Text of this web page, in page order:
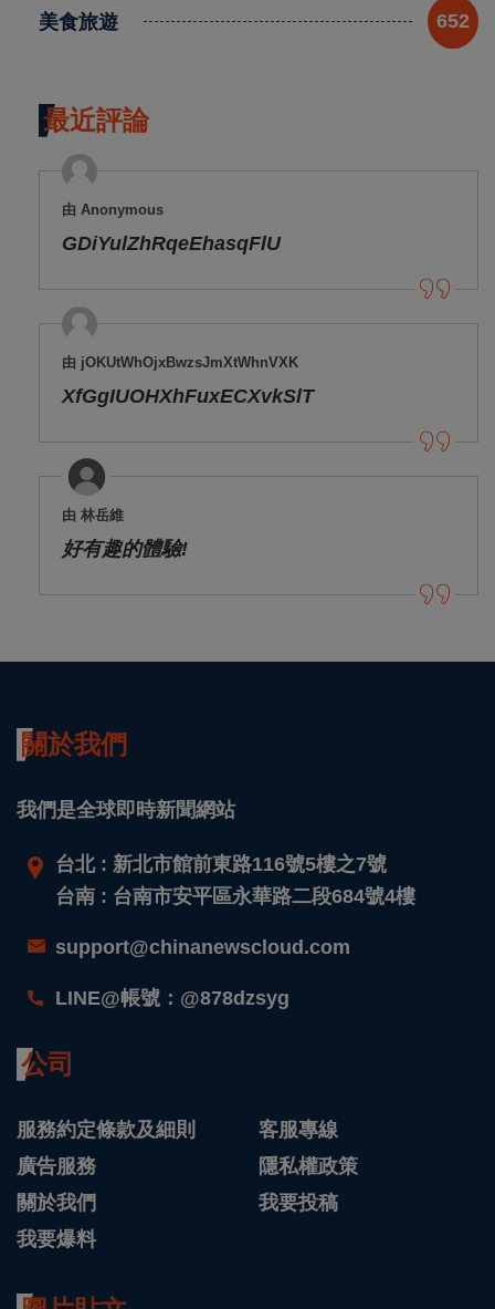
美食旅遊 652
最近評論
由 Anonymous
GDiYulZhRqeEhasqFlU
由 jOKUtWhOjxBwzsJmXtWhnVXK
XfGgIUOHXhFuxECXvkSlT
由 林岳維
好有趣的體驗!
關於我們
我們是全球即時新聞網站
台北 : 新北市館前東路116號5樓之7號
台南 : 台南市安平區永華路二段684號4樓
support@chinanewscloud.com
LINE@帳號：@878dzsyg
公司
服務約定條款及細則
客服專線
廣告服務
隱私權政策
關於我們
我要投稿
我要爆料